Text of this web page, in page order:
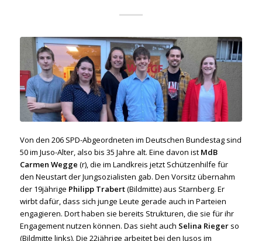
Von den 206 SPD-Abgeordneten im Deutschen Bundestag sind
50 im Juso-Alter, also bis 35 Jahre alt. Eine davon ist MdB
Carmen Wegge (r), die im Landkreis jetzt Schützenhilfe für
den Neustart der Jungsozialisten gab. Den Vorsitz übernahm
der 19jährige Philipp Trabert(Bildmitte) aus Starnberg. Er
wirbt dafür, dass sich junge Leute gerade auch in Parteien
engagieren. Dort haben sie bereits Strukturen, die sie für ihr
Engagement nutzen können. Das sieht auch Selina Riegerso
(Bildmitte links). Die 22jährige arbeitet bei den Jusos im